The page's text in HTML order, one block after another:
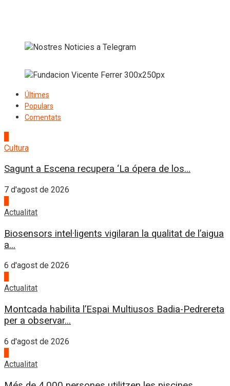
Últimes
Populars
Comentats
Cultura
Sagunt a Escena recupera ‘La ópera de los...
7 d'agost de 2026
Actualitat
Biosensors intel·ligents vigilaran la qualitat de l’aigua
a...
6 d'agost de 2026
Actualitat
Montcada habilita l’Espai Multiusos Badia-Pedrereta
per a observar...
6 d'agost de 2026
Actualitat